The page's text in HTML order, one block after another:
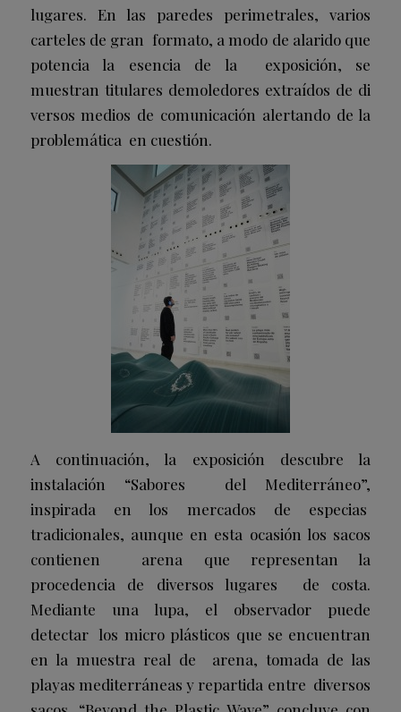
lugares. En las paredes perimetrales, varios
carteles de gran formato, a modo de alarido que
potencia la esencia de la exposición, se
muestran titulares demoledores extraídos de di
versos medios de comunicación alertando de la
problemática en cuestión.
A continuación, la exposición descubre la
instalación “Sabores del Mediterráneo”,
inspirada en los mercados de especias
tradicionales, aunque en esta ocasión los sacos
contienen arena que representan la
procedencia de diversos lugares de costa.
Mediante una lupa, el observador puede
detectar los micro plásticos que se encuentran
en la muestra real de arena, tomada de las
playas mediterráneas y repartida entre diversos